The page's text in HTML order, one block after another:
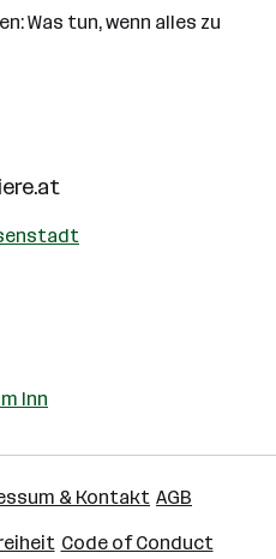
Was tun, wenn alles zu
Inn
& Kontakt AGB
Code of Conduct